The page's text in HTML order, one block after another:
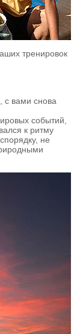
тренировок
с вами снова
событий,
к ритму
не